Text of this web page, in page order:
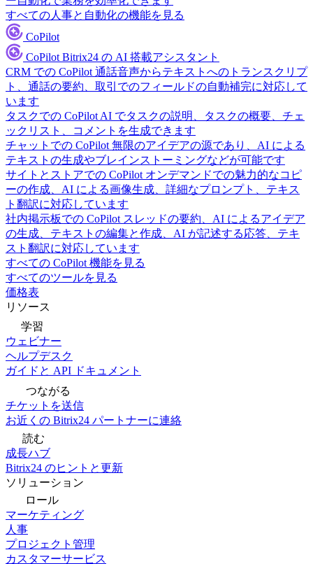
すべての人事と自動化の機能を見る
CoPilot
CoPilot Bitrix24 の AI 搭載アシスタント
CRM での CoPilot 通話音声からテキストへのトランスクリプ
ト、通話の要約、取引でのフィールドの自動補完に対応して
います
タスクでの CoPilot AI でタスクの説明、タスクの概要、チェ
ックリスト、コメントを生成できます
チャットでの CoPilot 無限のアイデアの源であり、AI による
テキストの生成やブレインストーミングなどが可能です
サイトとストアでの CoPilot オンデマンドでの魅力的なコピ
ーの作成、AI による画像生成、詳細なプロンプト、テキス
ト翻訳に対応しています
社内掲示板での CoPilot スレッドの要約、AI によるアイデア
の生成、テキストの編集と作成、AI が記述する応答、テキ
スト翻訳に対応しています
すべての CoPilot 機能を見る
すべてのツールを見る
価格表
リソース
学習
ウェビナー
ヘルプデスク
ガイドと API ドキュメント
つながる
チケットを送信
お近くの Bitrix24 パートナーに連絡
読む
成長ハブ
Bitrix24 のヒントと更新
ソリューション
ロール
マーケティング
人事
プロジェクト管理
カスタマーサービス